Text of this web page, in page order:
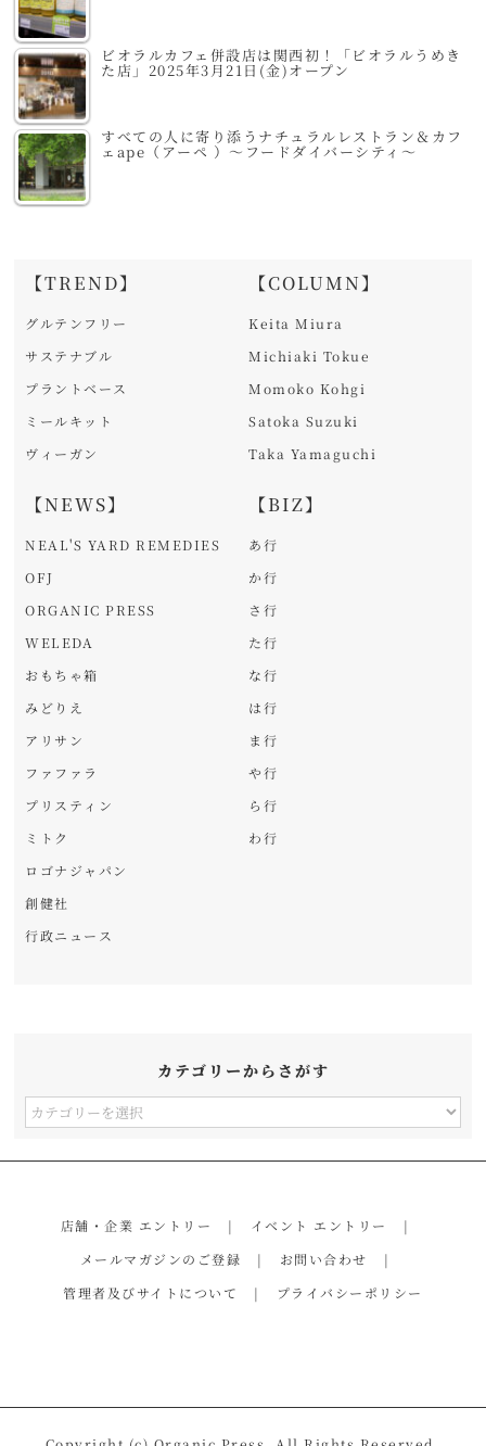
ビオラルカフェ併設店は関西初！「ビオラルうめき
た店」2025年3月21日(金)オープン
すべての人に寄り添うナチュラルレストラン＆カフ
ェape（アーペ ）～フードダイバーシティ～
【TREND】
グルテンフリー
サステナブル
プラントベース
ミールキット
ヴィーガン
【NEWS】
NEAL'S YARD REMEDIES
OFJ
ORGANIC PRESS
WELEDA
おもちゃ箱
みどりえ
アリサン
ファファラ
プリスティン
ミトク
ロゴナジャパン
創健社
行政ニュース
【COLUMN】
Keita Miura
Michiaki Tokue
Momoko Kohgi
Satoka Suzuki
Taka Yamaguchi
【BIZ】
あ行
か行
さ行
た行
な行
は行
ま行
や行
ら行
わ行
カテゴリーからさがす
カ
店舗・企業 エントリー
イベント エントリー
メールマガジンのご登録
お問い合わせ
管理者及びサイトについて
プライバシーポリシー